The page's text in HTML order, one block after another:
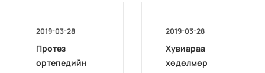
2019-03-28
Протез
ортепедийн
2019-03-28
Хувиараа
хөдөлмөр